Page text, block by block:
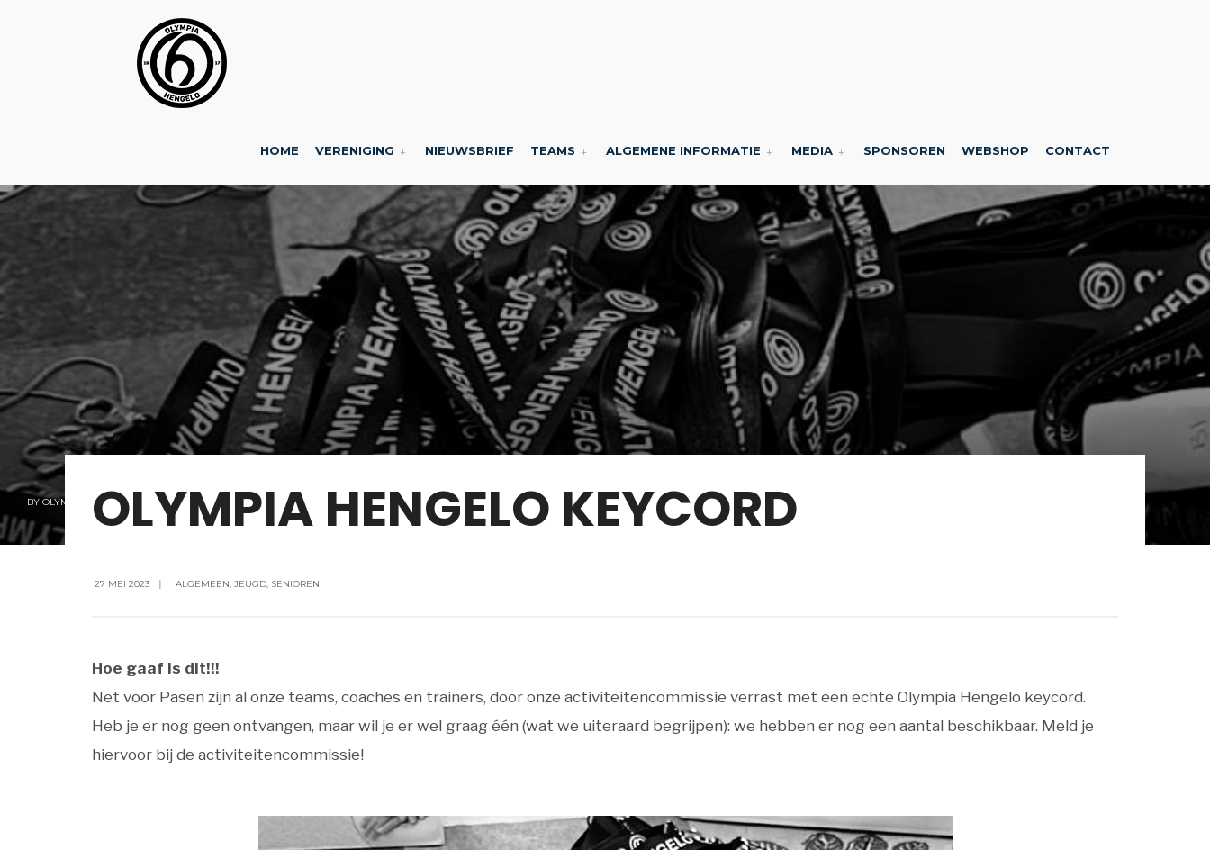
HOME VERENIGING NIEUWSBRIEF TEAMS ALGEMENE INFORMATIE MEDIA SPONSOREN WEBSHOP CONTACT
BY OLYMPIA OLYMPIA HENGELO KEYCORD
27 MEI 2023 | ALGEMEEN, JEUGD, SENIOREN
Hoe gaaf is dit!!!
Net voor Pasen zijn al onze teams, coaches en trainers, door onze activiteitencommissie verrast met een echte Olympia Hengelo keycord.
Heb je er nog geen ontvangen, maar wil je er wel graag één (wat we uiteraard begrijpen): we hebben er nog een aantal beschikbaar. Meld je
hiervoor bij de activiteitencommissie!